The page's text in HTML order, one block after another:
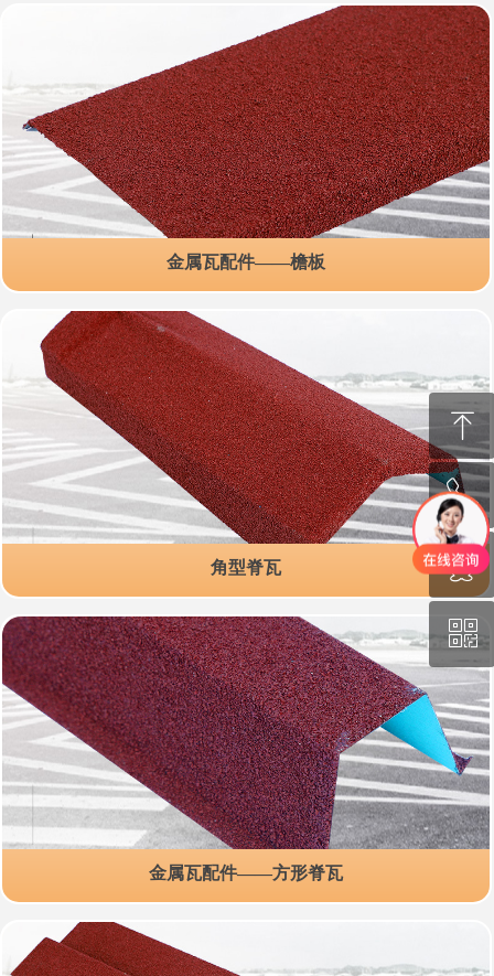
金属瓦配件——檐板
角型脊瓦
金属瓦配件——方形脊瓦
ꁸ
回到顶部
ꂅ
130-1131-0692
ꁗ
QQꀥ
微信二维码